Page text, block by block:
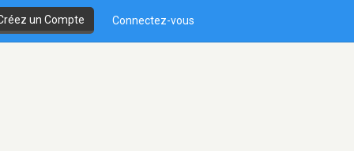
un Compte Connectez-vous